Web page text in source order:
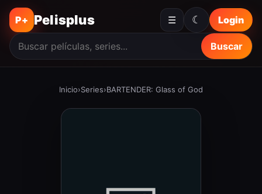
P+ Pelisplus ☰
Buscar
Login
☾
Inicio›Series›BARTENDER: Glass of God